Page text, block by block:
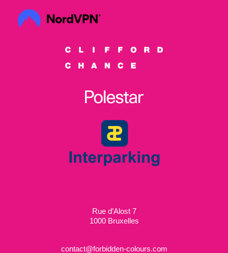
Rue d’Alost 7
1000 Bruxelles
contact@forbidden-colours.com